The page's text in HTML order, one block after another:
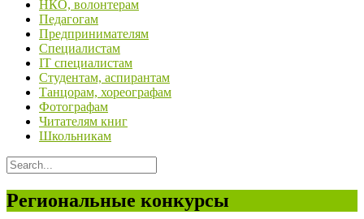
НКО, волонтерам
Педагогам
Предпринимателям
Специалистам
IT специалистам
Студентам, аспирантам
Танцорам, хореографам
Фотографам
Читателям книг
Школьникам
Региональные конкурсы